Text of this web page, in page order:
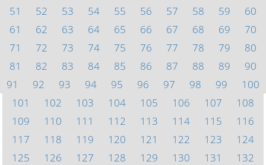
51
52 53 54 55 56 57 58 59
60
61
62 63 64 65 66 67 68 69
70
71
72 73 74 75 76 77 78 79
80
81
82 83 84 85 86 87 88 89
90
91
92 93 94 95 96 97 98 99
100
101
102 103 104 105 106 107
108
109
110 111 112 113 114 115
116
117
118 119 120 121 122 123
124
125
126 127 128 129 130 131
132